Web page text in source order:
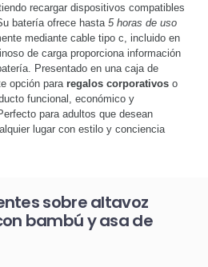
recargar dispositivos compatibles
batería ofrece hasta 5 horas de uso
mediante cable tipo c, incluido en
de carga proporciona información
Presentado en una caja de
opción para regalos corporativos o
funcional, económico y
para adultos que desean
lugar con estilo y conciencia
sobre altavoz
bambú y asa de